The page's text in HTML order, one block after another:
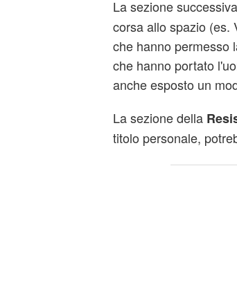
La sezione
corsa allo spazio (es.
che hanno permesso
che hanno portato
anche esposto un
La sezione della
titolo personale,